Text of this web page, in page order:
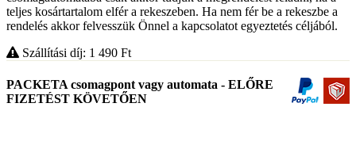
teljes kosártartalom elfér a rekeszeben. Ha nem fér be a rekeszbe a
rendelés akkor felvesszük Önnel a kapcsolatot egyeztetés céljából.
Szállítási díj: 1 490 Ft
PACKETA csomagpont vagy automata - ELŐRE
FIZETÉST KÖVETŐEN